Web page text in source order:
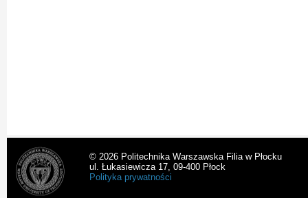
© 2026 Politechnika Warszawska Filia w Płocku
ul. Łukasiewicza 17, 09-400 Płock
Polityka prywatności